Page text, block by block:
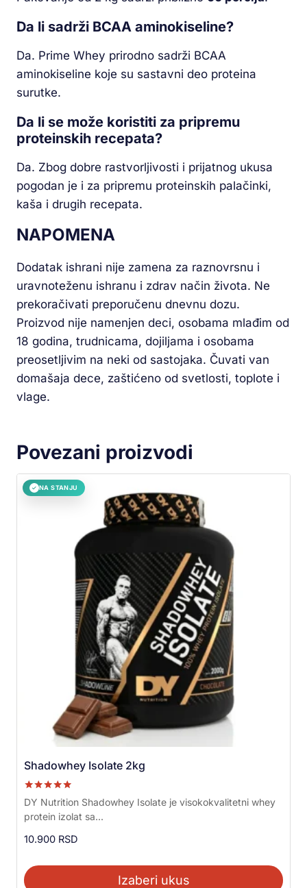
Da li sadrži BCAA aminokiseline?
Da. Prime Whey prirodno sadrži BCAA
aminokiseline koje su sastavni deo proteina
surutke.
Da li se može koristiti za pripremu
proteinskih recepata?
Da. Zbog dobre rastvorljivosti i prijatnog ukusa
pogodan je i za pripremu proteinskih palačinki,
kaša i drugih recepata.
NAPOMENA
Dodatak ishrani nije zamena za raznovrsnu i
uravnoteženu ishranu i zdrav način života. Ne
prekoračivati preporučenu dnevnu dozu.
Proizvod nije namenjen deci, osobama mlađim od
18 godina, trudnicama, dojiljama i osobama
preosetljivim na neki od sastojaka. Čuvati van
domašaja dece, zaštićeno od svetlosti, toplote i
vlage.
Povezani proizvodi
✓ NA STANJU
Shadowhey Isolate 2kg
Ocenjeno sa
5.00
od 5
DY Nutrition Shadowhey Isolate je visokokvalitetni whey
protein izolat sa...
10.900 RSD
Izaberi ukus